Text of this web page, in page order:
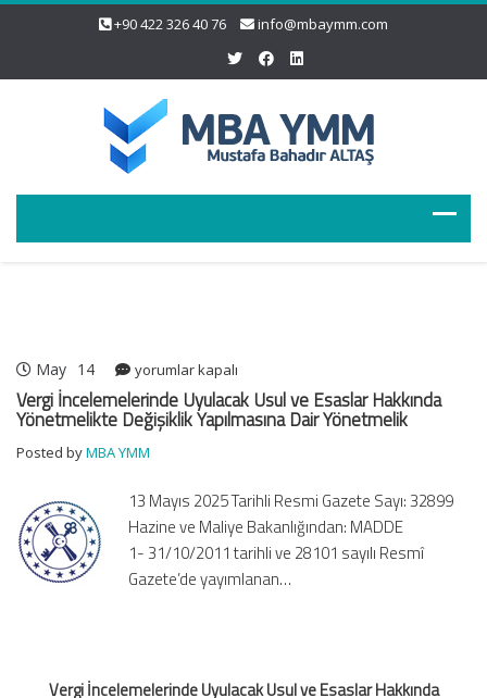
+90 422 326 40 76 info@mbaymm.com
May 14
Vergi
İncelemelerinde
Uyulacak
Usul
ve
Hakkında
Yönetmelikte
Değişiklik
Yapılmasına
yorumlar kapalı
Vergi İncelemelerinde Uyulacak Usul ve Esaslar Hakkında
Yönetmelikte Değişiklik Yapılmasına Dair Yönetmelik
Posted byMBA YMM
13 Mayıs 2025 Tarihli Resmi Gazete Sayı: 32899
Hazine ve Maliye Bakanlığından: MADDE
1- 31/10/2011 tarihli ve 28101 sayılı Resmî
Gazete’de yayımlanan…
Vergi İncelemelerinde Uyulacak Usul ve Esaslar Hakkında